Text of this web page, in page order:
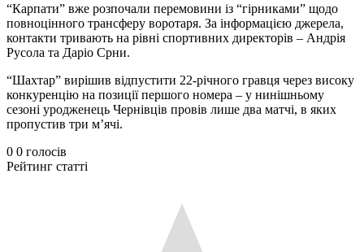
“Карпати” вже розпочали перемовини із “гірниками” щодо
повноцінного трансферу воротаря. За інформацією джерела,
контакти тривають на рівні спортивних директорів – Андрія
Русола та Даріо Срни.
“Шахтар” вирішив відпустити 22-річного гравця через високу
конкуренцію на позиції першого номера – у нинішньому
сезоні уродженець Чернівців провів лише два матчі, в яких
пропустив три м’ячі.
0 0 голосів
Рейтинг статті